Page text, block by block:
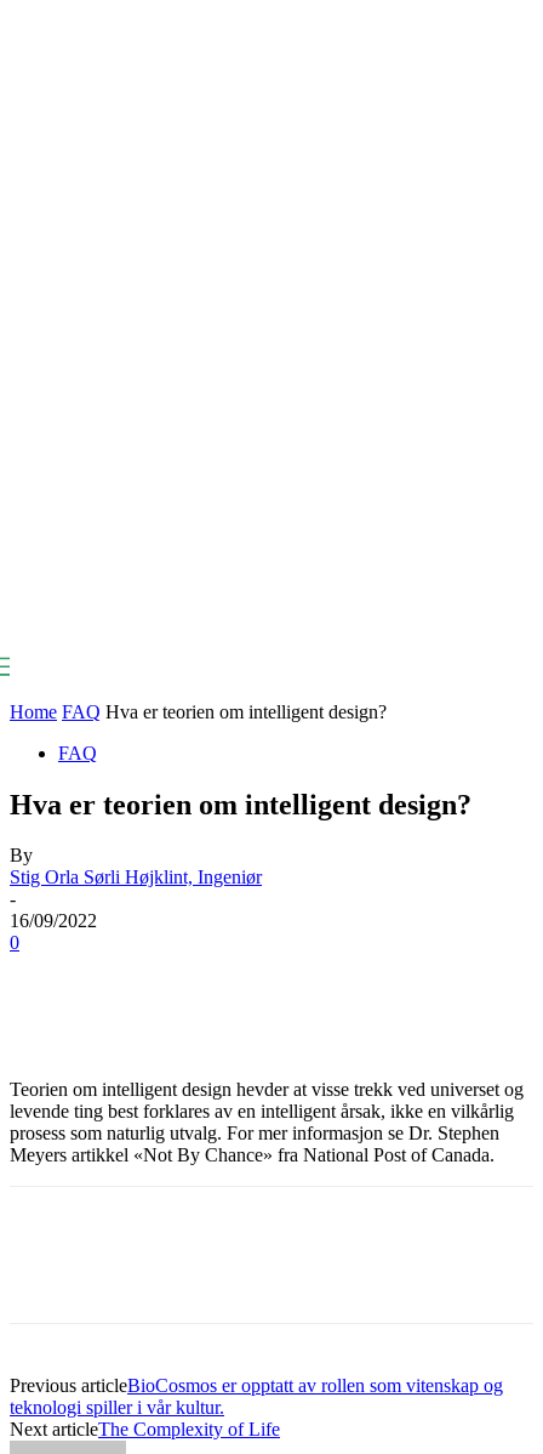
Home FAQ Hva er teorien om intelligent design?
FAQ
Hva er teorien om intelligent design?
By
Stig Orla Sørli Højklint, Ingeniør
-
16/09/2022
0
Teorien om intelligent design hevder at visse trekk ved universet og
levende ting best forklares av en intelligent årsak, ikke en vilkårlig
prosess som naturlig utvalg. For mer informasjon se Dr. Stephen
Meyers artikkel «Not By Chance» fra National Post of Canada.
Previous articleBioCosmos er opptatt av rollen som vitenskap og
teknologi spiller i vår kultur.
Next articleThe Complexity of Life